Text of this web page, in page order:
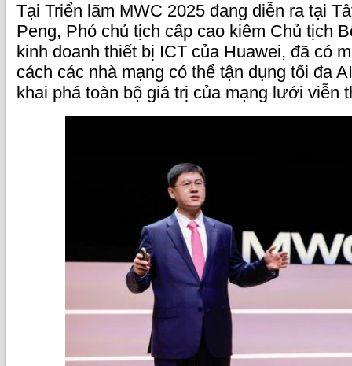
Tại Triển lãm MWC 2025 đang diễn ra tại
Peng, Phó chủ tịch cấp cao kiêm Chủ tịch
kinh doanh thiết bị ICT của Huawei, đã có
cách các nhà mạng có thể tận dụng tối đa
khai phá toàn bộ giá trị của mạng lưới viễn